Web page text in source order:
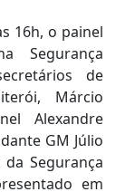
16h, o painel
Segurança
de
Márcio
Alexandre
GM Júlio
da Segurança
em